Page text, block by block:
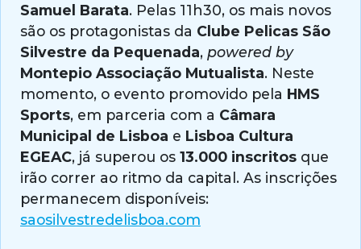
Samuel Barata. Pelas 11h30, os mais novos
são os protagonistas da Clube Pelicas São
Silvestre da Pequenada, powered by
Montepio Associação Mutualista. Neste
momento, o evento promovido pela HMS
Sports, em parceria com a Câmara
Municipal de Lisboa e Lisboa Cultura
EGEAC, já superou os 13.000 inscritos que
irão correr ao ritmo da capital. As inscrições
permanecem disponíveis:
saosilvestredelisboa.com